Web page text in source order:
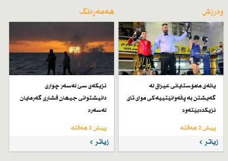
وەرزش
یانەی مامۆستایانی عیراق لە
گەیشتن بە پاڵەوانێتییەكی موای تای
نزیكدەبێتەوە
پێش 2 هەفتە
زیاتر
هەمەڕەنگ
نزیكەی سێ لەسەر چواری
دانیشتوانی جیهان فشاری گەرمایان
لەسەرە
پێش 2 هەفتە
زیاتر